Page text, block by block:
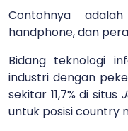
Contohnya
handphone, dan
Bidang teknologi
industri dengan
sekitar 11,7% di situs
untuk posisi country